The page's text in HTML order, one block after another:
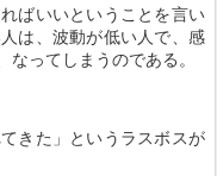
ばいいということを言い
は、波動が低い人で、感
ってしまうのである。
きた」というラスボスが